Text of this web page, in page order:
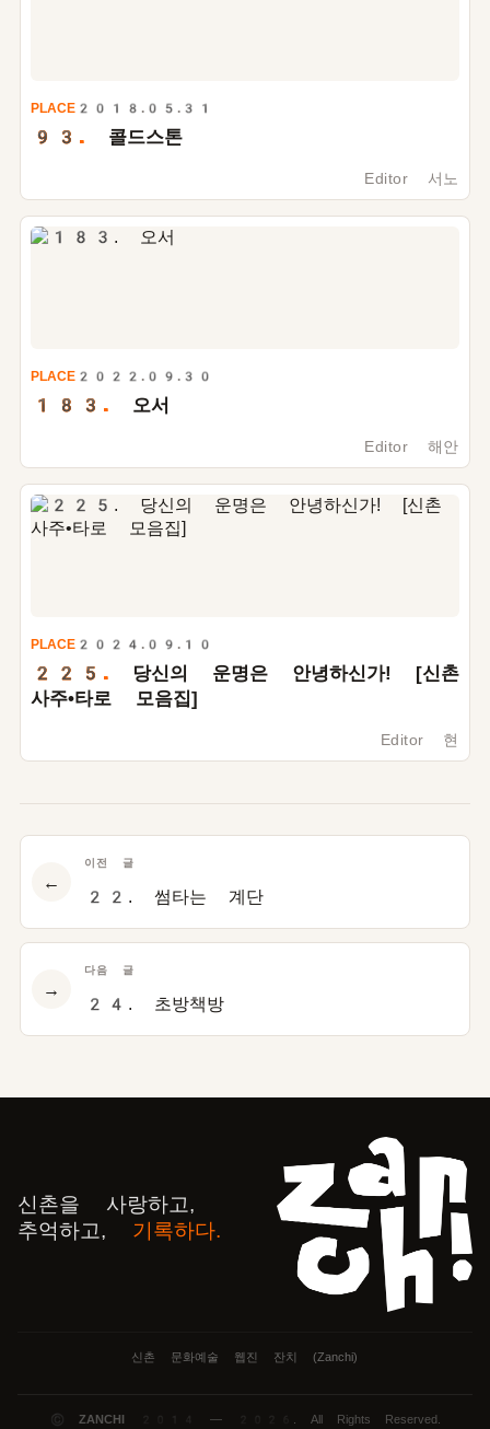
PLACE 2018.05.31
93. 콜드스톤
Editor 서노
PLACE 2022.09.30
183. 오서
Editor 해안
PLACE 2024.09.10
225. 당신의 운명은 안녕하신가! [신촌
사주•타로 모음집]
Editor 현
←
이전 글
22. 썸타는 계단
다음 글
24. 초방책방
→
신촌을 사랑하고,
추억하고, 기록하다.
신촌 문화예술 웹진 잔치 (Zanchi)
© ZANCHI 2014 — 2026. All Rights Reserved.